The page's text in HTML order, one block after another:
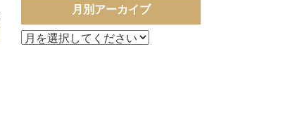
月別アーカイブ